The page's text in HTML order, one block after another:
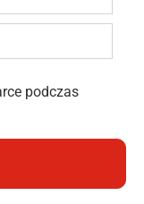
podczas